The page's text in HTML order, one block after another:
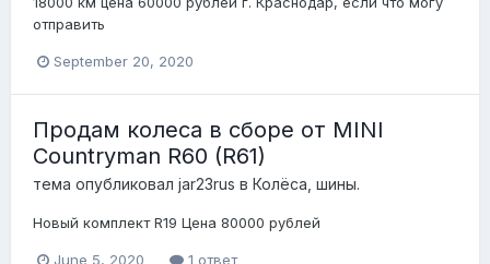
отправить
September 20, 2020
Продам колеса в сборе от MINI
Countryman R60 (R61)
тема опубликовал jar23rus в Колёса, шины.
Новый комплект R19 Цена 80000 рублей
June 5, 2020 1 ответ